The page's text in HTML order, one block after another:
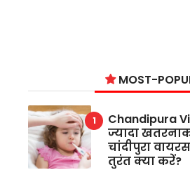
MOST-
Chandipura
ज्यादा
चांदीपुरा
तुरंत क्या करें?